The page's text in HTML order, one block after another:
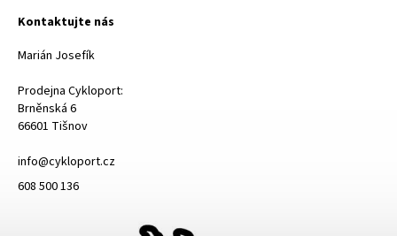
Kontaktujte nás
Marián Josefík
Prodejna Cykloport:
Brněnská 6
66601 Tišnov
info@cykloport.cz
608 500 136